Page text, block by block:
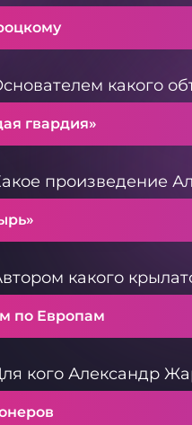
какого
гвардия»
произведение
какого
по Европам
кого Александр